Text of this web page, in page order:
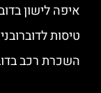
איפה לישון
טיסות
השכרת רכב